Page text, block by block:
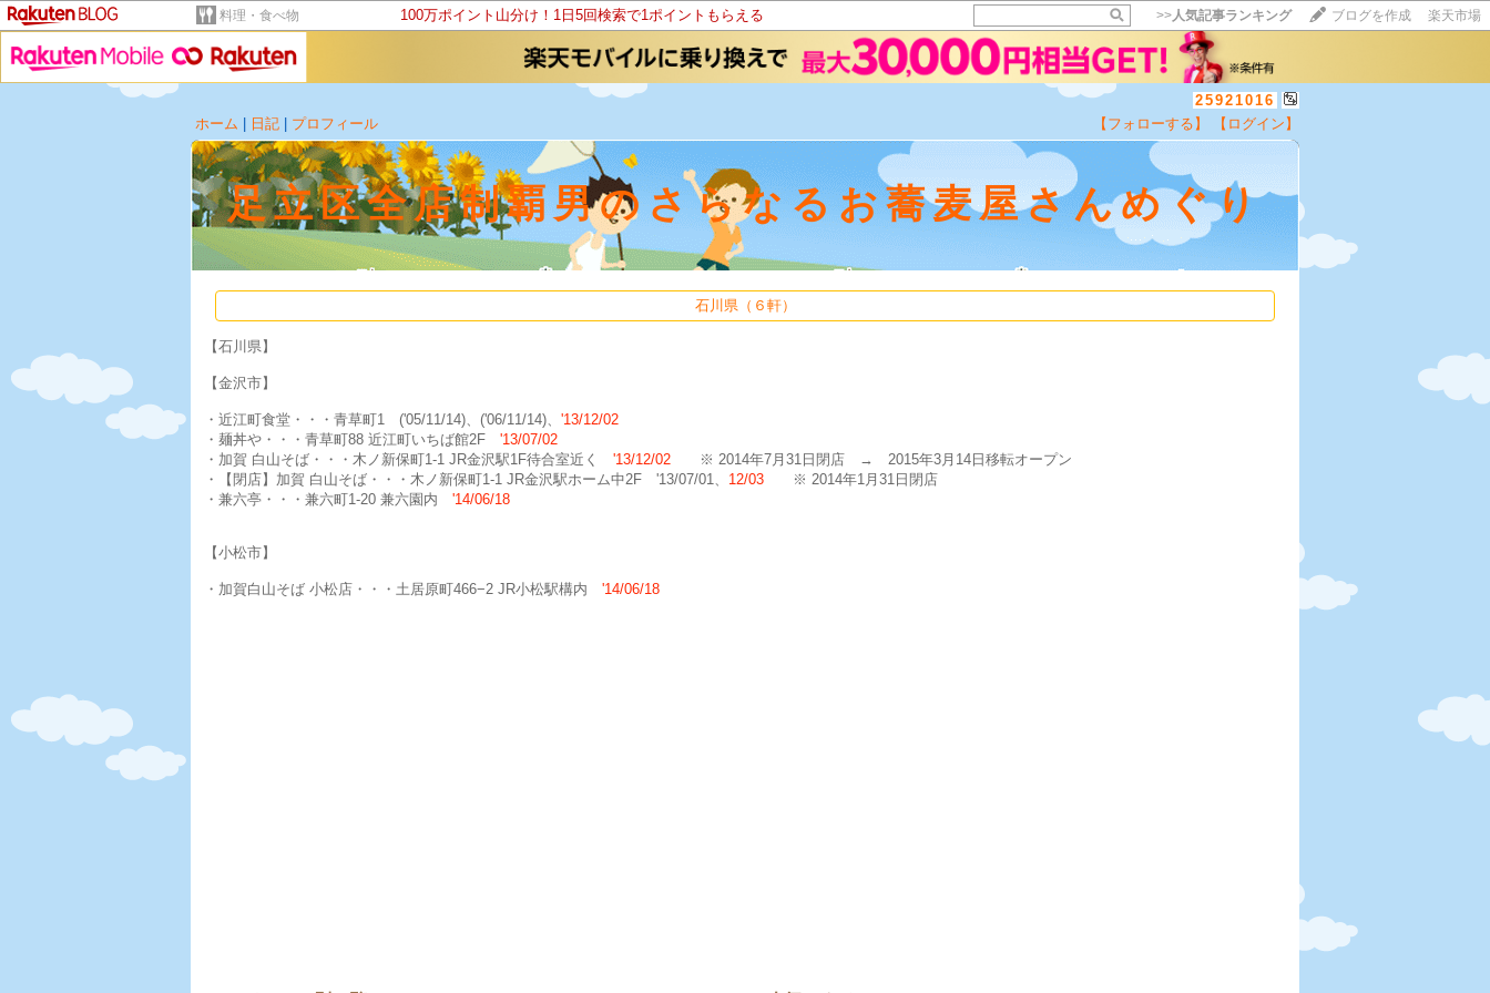
料理・食べ物 100万ポイント山分け！1日5回検索で1ポイントもらえる >>人気記事ランキング ブログを作成 楽天市場
25921016
ホーム
日記 プロフィール 【フォローする】 【ログイン】
足立区全店制覇男のさらなるお蕎麦屋さんめぐり
石川県（６軒）
【石川県】
【金沢市】
・近江町食堂・・・青草町1 ('05/11/14)、('06/11/14)、 '13/12/02
・麺丼や・・・青草町88 近江町いちば館2F '13/07/02
・加賀 白山そば・・・木ノ新保町1-1 JR金沢駅1F待合室近く '13/12/02 ※ 2014年7月31日閉店 → 2015年3月14日移転オープン
・【閉店】加賀 白山そば・・・木ノ新保町1-1 JR金沢駅ホーム中2F '13/07/01、 12/03 ※ 2014年1月31日閉店
・兼六亭・・・兼六町1-20 兼六園内 '14/06/18
【小松市】
・加賀白山そば 小松店・・・土居原町466−2 JR小松駅構内 '14/06/18